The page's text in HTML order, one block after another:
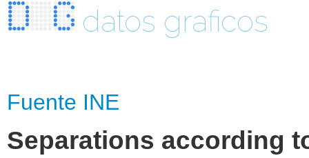
datos graficos
Fuente INE
Separations according